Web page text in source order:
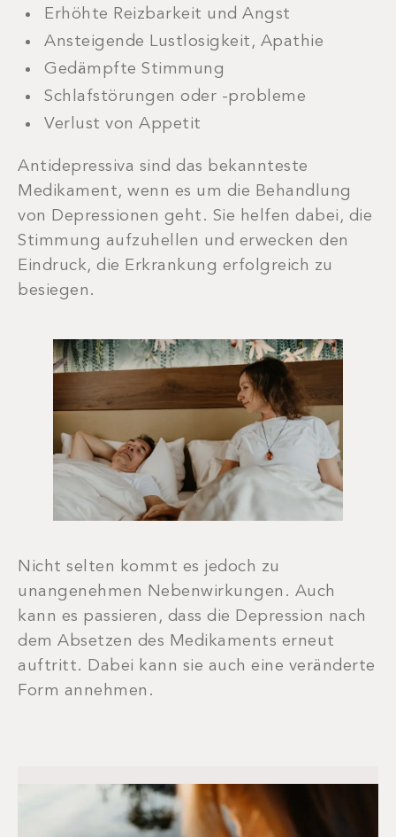
Erhöhte Reizbarkeit und Angst
Ansteigende Lustlosigkeit, Apathie
Gedämpfte Stimmung
Schlafstörungen oder -probleme
Verlust von Appetit
Antidepressiva sind das bekannteste
Medikament, wenn es um die Behandlung
von Depressionen geht. Sie helfen dabei, die
Stimmung aufzuhellen und erwecken den
Eindruck, die Erkrankung erfolgreich zu
besiegen.
Nicht selten kommt es jedoch zu
unangenehmen Nebenwirkungen. Auch
kann es passieren, dass die Depression nach
dem Absetzen des Medikaments erneut
auftritt. Dabei kann sie auch eine veränderte
Form annehmen.